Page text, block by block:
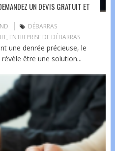
UN DEVIS GRATUIT ET
DÉBARRAS
, ENTREPRISE DE DÉBARRAS
une denrée précieuse, le
être une solution...